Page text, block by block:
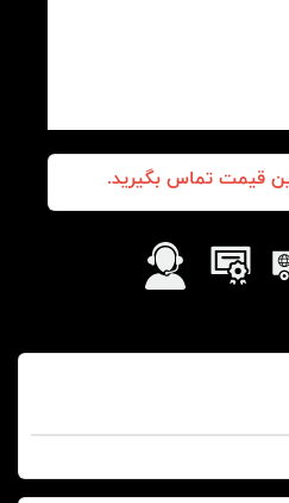
قیمت تماس بگیرید.